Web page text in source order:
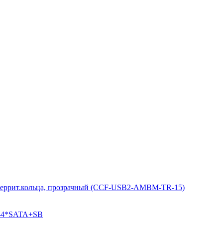
прозрачный (CCF-USB2-AMBM-TR-15)